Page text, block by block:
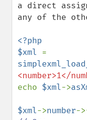
a direct
any of the
<?php
$xml
<number>1</
echo $xml->
$xml->number-